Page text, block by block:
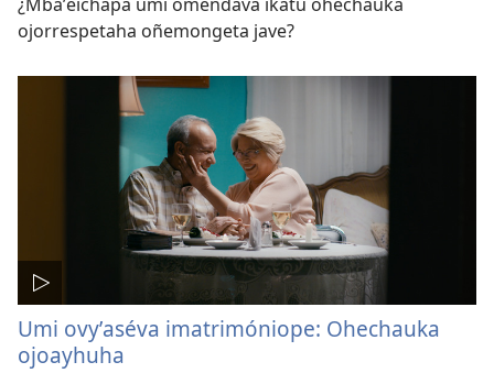
ojorrespetaha oñemongeta jave?
Umi ovyʼaséva imatrimóniope: Ohechauka
ojoayhuha